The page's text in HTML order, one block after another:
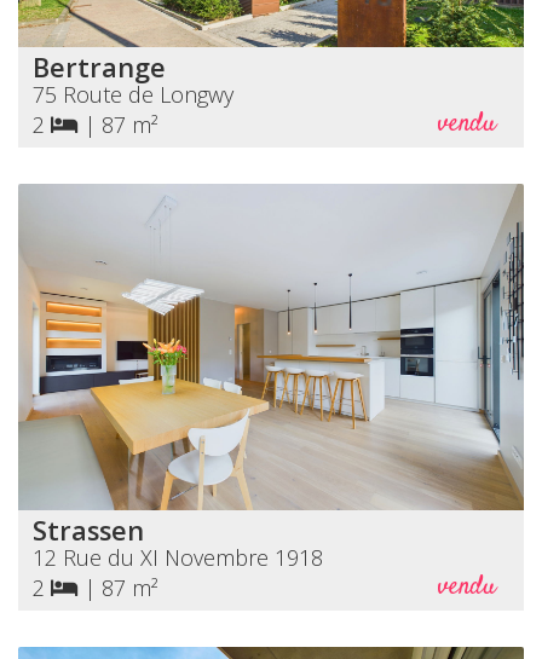
Bertrange
75 Route de Longwy
2
| 87 m² vendu
Strassen
12 Rue du XI Novembre 1918
2
| 87 m² vendu